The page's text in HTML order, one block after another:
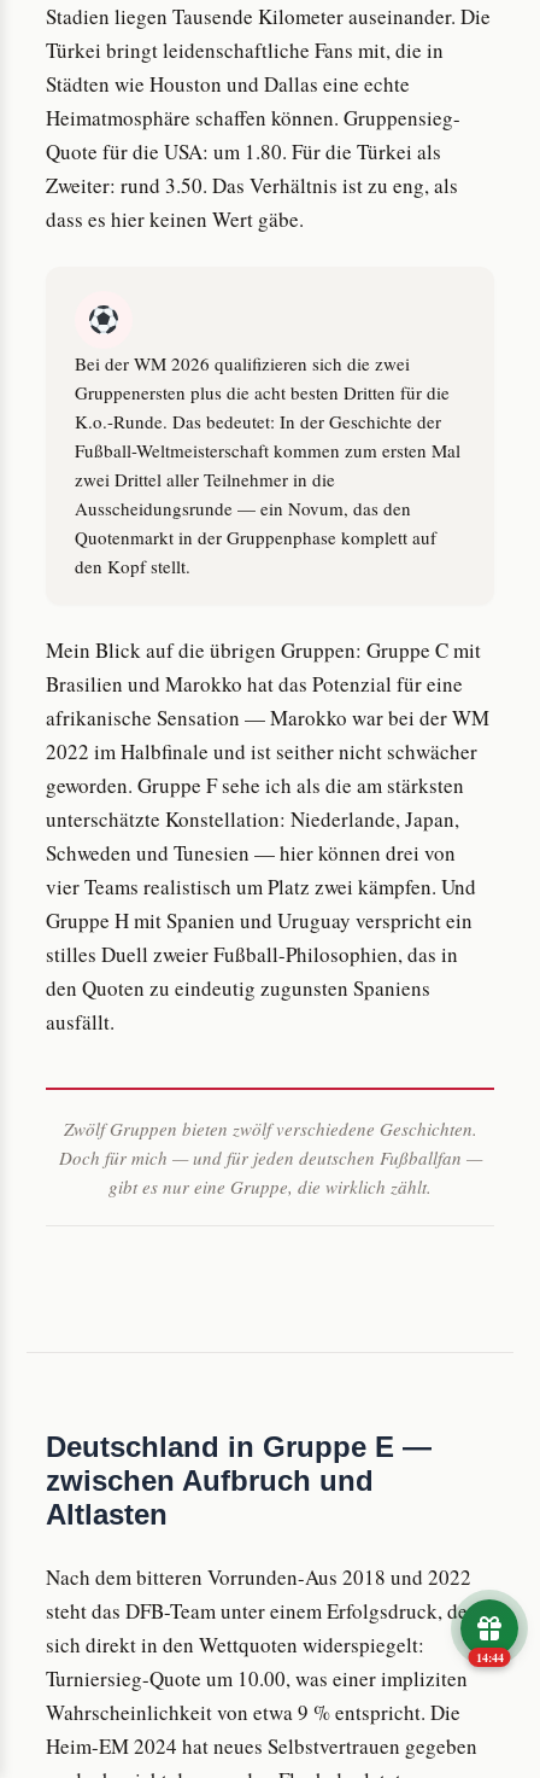
Stadien liegen Tausende Kilometer auseinander. Die
Türkei bringt leidenschaftliche Fans mit, die in
Städten wie Houston und Dallas eine echte
Heimatmosphäre schaffen können. Gruppensieg-
Quote für die USA: um 1.80. Für die Türkei als
Zweiter: rund 3.50. Das Verhältnis ist zu eng, als
dass es hier keinen Wert gäbe.
Bei der WM 2026 qualifizieren sich die zwei
Gruppenersten plus die acht besten Dritten für die
K.o.-Runde. Das bedeutet: In der Geschichte der
Fußball-Weltmeisterschaft kommen zum ersten Mal
zwei Drittel aller Teilnehmer in die
Ausscheidungsrunde — ein Novum, das den
Quotenmarkt in der Gruppenphase komplett auf
den Kopf stellt.
Mein Blick auf die übrigen Gruppen: Gruppe C mit
Brasilien und Marokko hat das Potenzial für eine
afrikanische Sensation — Marokko war bei der WM
2022 im Halbfinale und ist seither nicht schwächer
geworden. Gruppe F sehe ich als die am stärksten
unterschätzte Konstellation: Niederlande, Japan,
Schweden und Tunesien — hier können drei von
vier Teams realistisch um Platz zwei kämpfen. Und
Gruppe H mit Spanien und Uruguay verspricht ein
stilles Duell zweier Fußball-Philosophien, das in
den Quoten zu eindeutig zugunsten Spaniens
ausfällt.
Zwölf Gruppen bieten zwölf verschiedene Geschichten.
Doch für mich — und für jeden deutschen Fußballfan —
gibt es nur eine Gruppe, die wirklich zählt.
Deutschland in Gruppe E —
zwischen Aufbruch und
Altlasten
Nach dem bitteren Vorrunden-Aus 2018 und 2022
steht das DFB-Team unter einem Erfolgsdruck, der
sich direkt in den Wettquoten widerspiegelt:
Turniersieg-Quote um 10.00, was einer impliziten
Wahrscheinlichkeit von etwa 9 % entspricht. Die
Heim-EM 2024 hat neues Selbstvertrauen gegeben
14:43